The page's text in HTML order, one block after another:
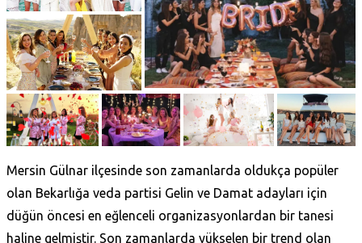
Mersin Gülnar ilçesinde son zamanlarda oldukça popüler
olan Bekarlığa veda partisi Gelin ve Damat adayları için
düğün öncesi en eğlenceli organizasyonlardan bir tanesi
haline gelmiştir. Son zamanlarda yükselen bir trend olan